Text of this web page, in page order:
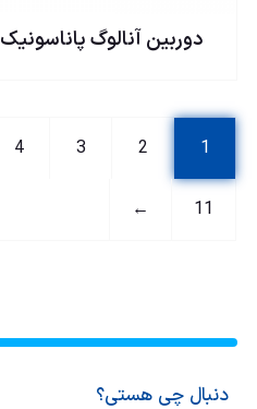
دوربين آنالوگ پاناسونيک WV-CF354
1
2
3
4
11
←
دنبال چی هستی؟